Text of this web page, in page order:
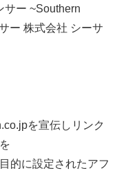
サー ~Southern
ー 株式会社 シーサ
を宣伝しリンク
的に設定されたアフ